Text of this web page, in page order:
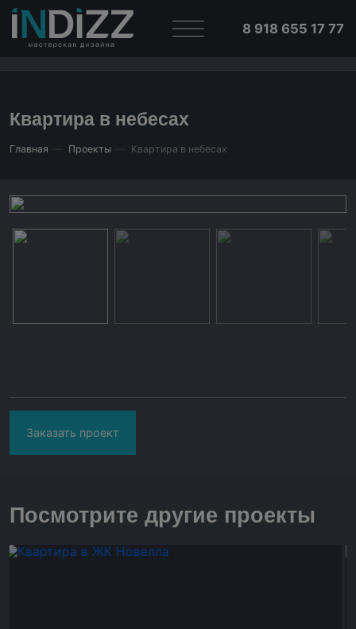
8 918 655 17 77
Квартира в небесах
Главная Проекты Квартира в небесах
Заказать проект
Посмотрите другие проекты